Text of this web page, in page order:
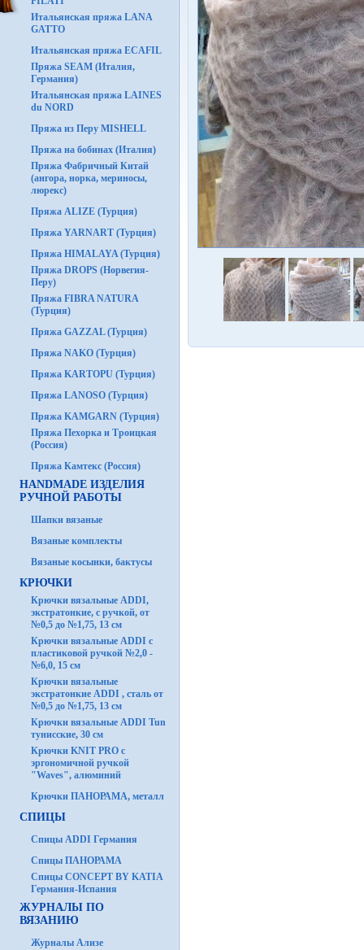
Итальянская пряжа LANA
GATTO
Итальянская пряжа ECAFIL
Пряжа SEAM (Италия,
Германия)
Итальянская пряжа LAINES
du NORD
Пряжа из Перу MISHELL
Пряжа на бобинах (Италия)
Пряжа Фабричный Китай
(ангора, норка, мериносы,
люрекс)
Пряжа ALIZE (Турция)
Пряжа YARNART (Турция)
Пряжа HIMALAYA (Турция)
Пряжа DROPS (Норвегия-
Перу)
Пряжа FIBRA NATURA
(Турция)
Пряжа GAZZAL (Турция)
Пряжа NAKO (Турция)
Пряжа KARTOPU (Турция)
Пряжа LANOSO (Турция)
Пряжа KAMGARN (Турция)
Пряжа Пехорка и Троицкая
(Россия)
Пряжа Камтекс (Россия)
HANDMADE ИЗДЕЛИЯ
РУЧНОЙ РАБОТЫ
Шапки вязаные
Вязаные комплекты
Вязаные косынки, бактусы
КРЮЧКИ
Крючки вязальные ADDI,
экстратонкие, с ручкой, от
№0,5 до №1,75, 13 см
Крючки вязальные ADDI с
пластиковой ручкой №2,0 -
№6,0, 15 см
Крючки вязальные
экстратонкие ADDI , сталь от
№0,5 до №1,75, 13 см
Крючки вязальные ADDI Tun
тунисские, 30 см
Крючки KNIT PRO с
эргономичной ручкой
"Waves", алюминий
Крючки ПАНОРАМА, металл
СПИЦЫ
Спицы ADDI Германия
Спицы ПАНОРАМА
Спицы CONCEPT BY KATIA
Германия-Испания
ЖУРНАЛЫ ПО
ВЯЗАНИЮ
Журналы Ализе